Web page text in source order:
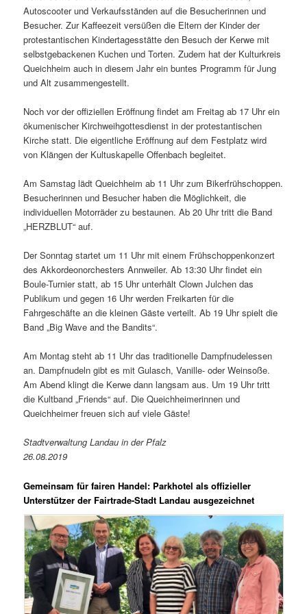
Autoscooter und Verkaufsständen auf die Besucherinnen und
Besucher. Zur Kaffeezeit versüßen die Eltern der Kinder der
protestantischen Kindertagesstätte den Besuch der Kerwe mit
selbstgebackenen Kuchen und Torten. Zudem hat der Kulturkreis
Queichheim auch in diesem Jahr ein buntes Programm für Jung
und Alt zusammengestellt.
Noch vor der offiziellen Eröffnung findet am Freitag ab 17 Uhr ein
ökumenischer Kirchweihgottesdienst in der protestantischen
Kirche statt. Die eigentliche Eröffnung auf dem Festplatz wird
von Klängen der Kultuskapelle Offenbach begleitet.
Am Samstag lädt Queichheim ab 11 Uhr zum Bikerfrühschoppen.
Besucherinnen und Besucher haben die Möglichkeit, die
individuellen Motorräder zu bestaunen. Ab 20 Uhr tritt die Band
„HERZBLUT“ auf.
Der Sonntag startet um 11 Uhr mit einem Frühschoppenkonzert
des Akkordeonorchesters Annweiler. Ab 13:30 Uhr findet ein
Boule-Turnier statt, ab 15 Uhr unterhält Clown Julchen das
Publikum und gegen 16 Uhr werden Freikarten für die
Fahrgeschäfte an die kleinen Gäste verteilt. Ab 19 Uhr spielt die
Band „Big Wave and the Bandits“.
Am Montag steht ab 11 Uhr das traditionelle Dampfnudelessen
an. Dampfnudeln gibt es mit Gulasch, Vanille- oder Weinsoße.
Am Abend klingt die Kerwe dann langsam aus. Um 19 Uhr tritt
die Kultband „Friends“ auf. Die Queichheimerinnen und
Queichheimer freuen sich auf viele Gäste!
Stadtverwaltung Landau in der Pfalz
26.08.2019
Gemeinsam für fairen Handel: Parkhotel als offizieller
Unterstützer der Fairtrade-Stadt Landau ausgezeichnet